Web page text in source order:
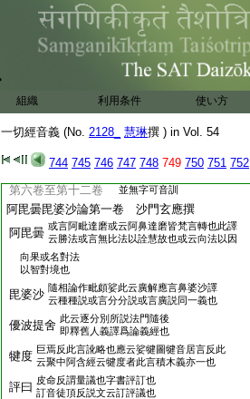
組織 利用条件 使い方
一切經音義 (No. 2128_ 慧琳撰 ) in Vol. 54
744 745 746 747 748 749 750 751 752
猗覺枝
上意冝反詩傳云猗歎辭也又云角而束之
曰猗説文云犗犬也從犬奇聲
音革賣反
第五卷
上帝奚反蘇林注漢書云隄封萬井也韋昭云積土爲
也從阜是聲也下蕩郎反尒雅云
也鄭箋詩云
當塗也許叔重注淮南子云
亦隄也埤蒼云長沙人謂隄曰
也考聲云 陪土爲路也
云隄也古今正字亦云隄也陂
也
從阜唐聲論文作堤塘俗通用字也
第六卷至第十二卷 並無字可音訓
阿毘曇毘婆沙論第一卷 沙門玄應撰
阿毘曇 或言阿毗達磨或云阿鼻達磨皆梵言轉也此譯
云勝法或言無比法以詮慧故也或云向法以因
向果或名對法
以智對境也
毘婆沙 隨相論作毗頗娑此云廣解應言鼻婆沙譯
云種種説或言分分説或言廣説同一義也
優波提舍 此云逐分別所説法門隨後
即釋舊人義譯爲論義經也
犍度 巨焉反此言訛略也應云娑犍圖犍音居言反此
云聚中阿含經云犍度者此言積木義亦一也
評曰 皮命反謂量議也字書評訂也
訂音徒頂反説文云訂評議也